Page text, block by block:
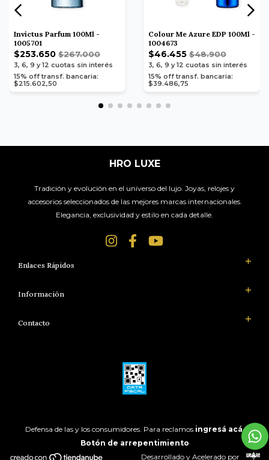
Invictus Parfum 100Ml -
1005701
$253.650 $267.000
3, 6, 9 y 12 cuotas sin interés
15% off transf. bancaria:
$215.602,50
Colour Me Azure EDP 100Ml -
1004673
$46.455 $48.900
3, 6, 9 y 12 cuotas sin interés
15% off transf. bancaria:
$39.486,75
HRO LUXE
Tradición y evolución en el universo del lujo. Joyas, relojes y
accesorios seleccionados de las mejores marcas internacionales.
Elegancia, exclusividad y estilo en cada detalle.
Enlaces Rápidos
Información
Contacto
Defensa de las y los consumidores. Para reclamos ingresá acá.
Botón de arrepentimiento
Desarrollado y Acelerado por